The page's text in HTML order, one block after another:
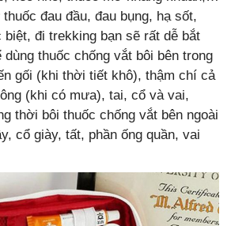
đau đầu, đau bụng, hạ sốt,
đi trekking bạn sẽ rất dễ bắt
thuốc chống vắt bôi bên trong
gối (khi thời tiết khô), thậm chí cả
(khi có mưa), tai, cổ và vai,
thời bôi thuốc chống vắt bên ngoài
cổ giày, tất, phần ống quần, vai